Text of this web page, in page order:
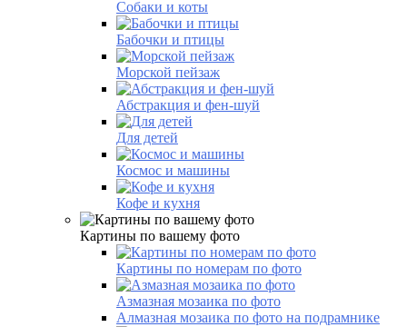
Собаки и коты
Бабочки и птицы
Морской пейзаж
Абстракция и фен-шуй
Для детей
Космос и машины
Кофе и кухня
Картины по вашему фото
Картины по номерам по фото
Азмазная мозаика по фото
Алмазная мозаика по фото на подрамнике